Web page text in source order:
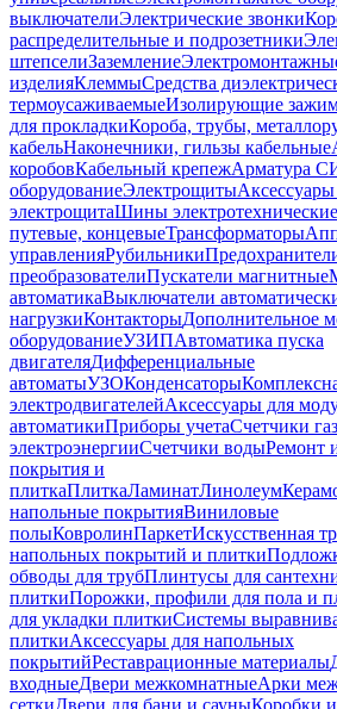
выключателиЭлектрические звонки
распределительные и подрозетники
штепселиЗаземление
изделияКлеммыСредства
термоусаживаемыеИзолирующие
для прокладкиКороба, трубы,
кабельНаконечники, гильзы кабельные
коробовКабельный крепежАрматура
оборудованиеЭлектрощиты
электрощитаШины электротехнические
путевые, концевыеТрансформаторы
управленияРубильники
преобразователиПускатели магнитные
автоматикаВыключатели
нагрузкиКонтакторыДополнительное
оборудованиеУЗИПАвтоматика пуска
двигателяДифференциальные
автоматыУЗОКонденсаторы
электродвигателейАксессуары для
автоматикиПриборы учетаСчетчики
электроэнергииСчетчики водыРемонт
покрытия и
плиткаПлиткаЛаминатЛинолеум
напольные покрытияВиниловые
полыКовролинПаркетИскусственная
напольных покрытий и плитки
обводы для трубПлинтусы для
плиткиПорожки, профили для пола и
для укладки плиткиСистемы
плиткиАксессуары для напольных
покрытийРеставрационные материалы
входныеДвери межкомнатныеАрки
сеткиДвери для бани и сауныКоробки и